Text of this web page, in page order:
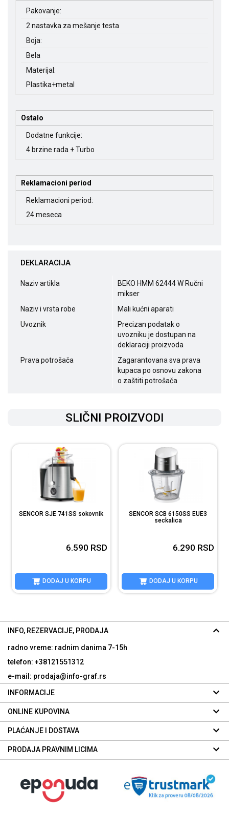
Pakovanje:
2 nastavka za mešanje testa
Boja:
Bela
Materijal:
Plastika+metal
Ostalo
Dodatne funkcije:
4 brzine rada + Turbo
Reklamacioni period
Reklamacioni period:
24 meseca
DEKLARACIJA
Naziv artikla
BEKO HMM 62444 W Ručni
mikser
Naziv i vrsta robe
Mali kućni aparati
Uvoznik
Precizan podatak o
uvozniku je dostupan na
deklaraciji proizvoda
Prava potrošača
Zagarantovana sva prava
kupaca po osnovu zakona
o zaštiti potrošača
SLIČNI PROIZVODI
SENCOR SJE 741SS sokovnik
6.590 RSD
DODAJ U KORPU
SENCOR SCB 6150SS EUE3
seckalica
6.290 RSD
DODAJ U KORPU
INFO, REZERVACIJE, PRODAJA
radno vreme: radnim danima 7-15h
telefon: +38121551312
e-mail: prodaja@info-graf.rs
INFORMACIJE
ONLINE KUPOVINA
PLAĆANJE I DOSTAVA
PRODAJA PRAVNIM LICIMA